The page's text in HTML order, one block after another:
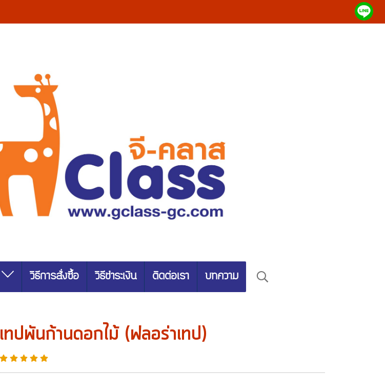
วิธีการสั่งซื้อ วิธีชำระเงิน ติดต่อเรา บทความ
เทปพันก้านดอกไม้ (ฟลอร่าเทป)